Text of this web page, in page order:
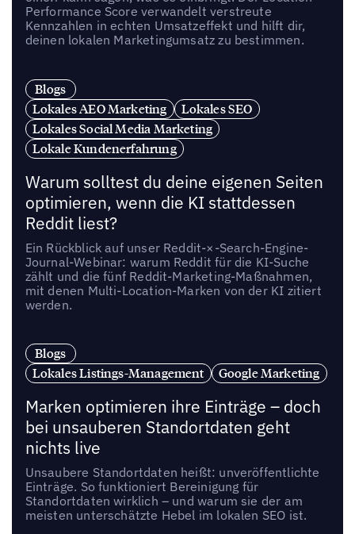
Performance Score verwandelt verstreute
Kennzahlen in echten Umsatzeffekt und hilft dir,
deinen lokalen Marketingumsatz zu bestimmen.
Blogs
Lokales AEO Marketing
Lokales SEO
Lokales Social Media Marketing
Lokale Kundenerfahrung
Warum solltest du deine eigenen Seiten
optimieren, wenn die KI stattdessen
Reddit liest?
Ein Rückblick auf unser Reddit-×-Search-Engine-
Journal-Webinar: warum Reddit für die KI-Suche
zählt und die fünf Reddit-Marketing-Maßnahmen,
mit denen Multi-Location-Marken von der KI zitiert
werden.
Blogs
Lokales Listings-Management
Google Marketing
Marken optimieren ihre Einträge – doch
bei unsauberen Standortdaten geht
nichts live
Unsaubere Standortdaten heißt: unveröffentlichte
Einträge. So funktioniert Bereinigung für
Standortdaten wirklich – und warum sie der am
meisten unterschätzte Hebel im lokalen SEO ist.